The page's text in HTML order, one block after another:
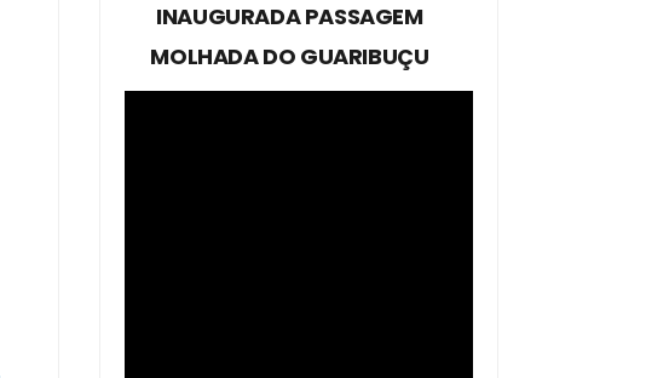
INAUGURADA PASSAGEM
MOLHADA DO GUARIBUÇU